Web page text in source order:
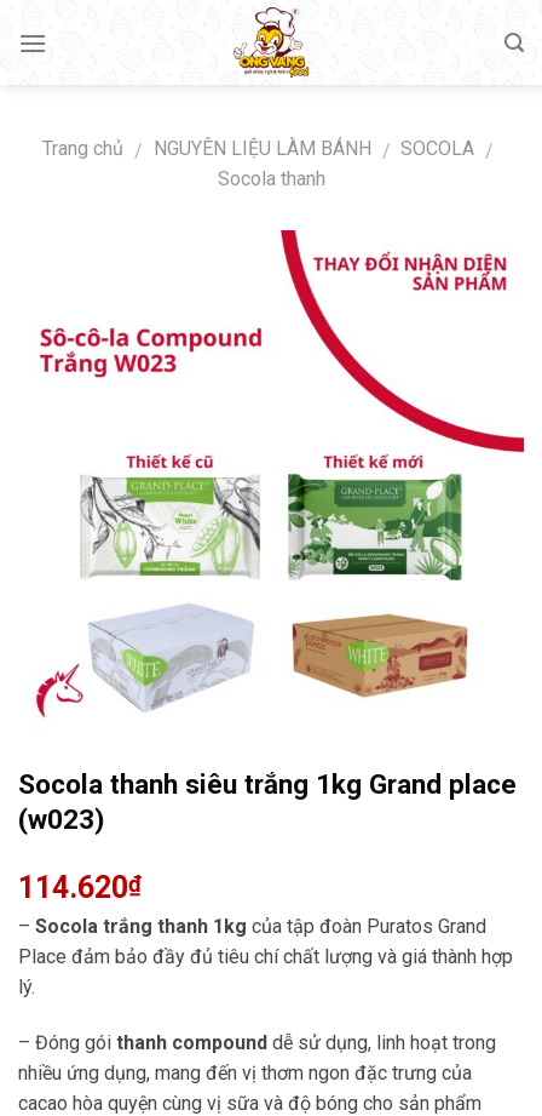
Trang chủ / NGUYÊN LIỆU LÀM BÁNH / SOCOLA /
Socola thanh
Socola thanh siêu trắng 1kg Grand place
(w023)
114.620₫
– Socola trắng thanh 1kg của tập đoàn Puratos Grand
Place đảm bảo đầy đủ tiêu chí chất lượng và giá thành hợp
lý.
– Đóng gói thanh compound dễ sử dụng, linh hoạt trong
nhiều ứng dụng, mang đến vị thơm ngon đặc trưng của
cacao hòa quyện cùng vị sữa và độ bóng cho sản phẩm